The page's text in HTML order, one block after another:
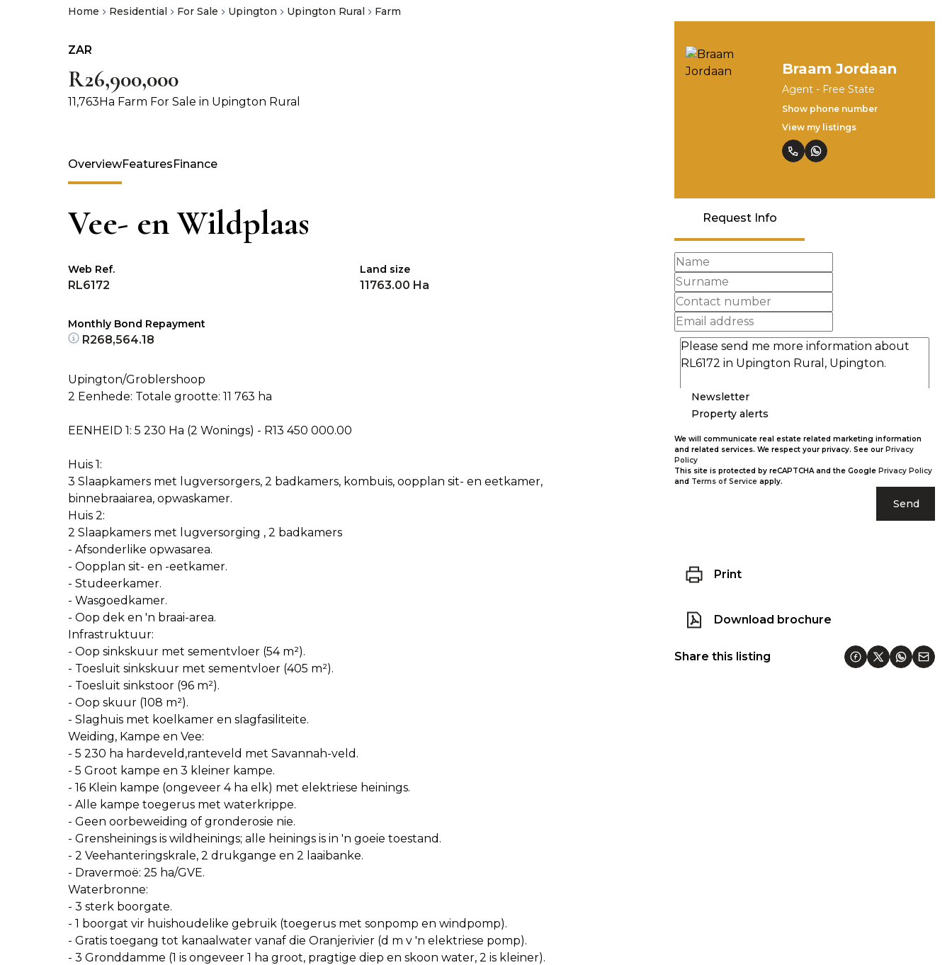
Home Residential For Sale Upington Upington Rural Farm
ZAR
R26,900,000
11,763Ha Farm For Sale in Upington Rural
Braam Jordaan
Agent - Free State
Show phone number
View my listings
Request Info
Newsletter
Property alerts
We will communicate real estate related marketing information
and related services. We respect your privacy. See our Privacy
Policy
This site is protected by reCAPTCHA and the Google Privacy Policy
and Terms of Service apply.
Send
Print
Download brochure
Share this listing
OverviewFeaturesFinance
Vee- en Wildplaas
Web Ref.
RL6172
Land size
11763.00 Ha
Monthly Bond Repayment
R268,564.18
Upington/Groblershoop
2 Eenhede: Totale grootte: 11 763 ha
EENHEID 1: 5 230 Ha (2 Wonings) - R13 450 000.00
Huis 1:
3 Slaapkamers met lugversorgers, 2 badkamers, kombuis, oopplan sit- en eetkamer,
binnebraaiarea, opwaskamer.
Huis 2:
2 Slaapkamers met lugversorging , 2 badkamers
- Afsonderlike opwasarea.
- Oopplan sit- en -eetkamer.
- Studeerkamer.
- Wasgoedkamer.
- Oop dek en 'n braai-area.
Infrastruktuur:
- Oop sinkskuur met sementvloer (54 m²).
- Toesluit sinkskuur met sementvloer (405 m²).
- Toesluit sinkstoor (96 m²).
- Oop skuur (108 m²).
- Slaghuis met koelkamer en slagfasiliteite.
Weiding, Kampe en Vee:
- 5 230 ha hardeveld,ranteveld met Savannah-veld.
- 5 Groot kampe en 3 kleiner kampe.
- 16 Klein kampe (ongeveer 4 ha elk) met elektriese heinings.
- Alle kampe toegerus met waterkrippe.
- Geen oorbeweiding of gronderosie nie.
- Grensheinings is wildheinings; alle heinings is in 'n goeie toestand.
- 2 Veehanteringskrale, 2 drukgange en 2 laaibanke.
- Dravermoë: 25 ha/GVE.
Waterbronne:
- 3 sterk boorgate.
- 1 boorgat vir huishoudelike gebruik (toegerus met sonpomp en windpomp).
- Gratis toegang tot kanaalwater vanaf die Oranjerivier (d m v 'n elektriese pomp).
- 3 Gronddamme (1 is ongeveer 1 ha groot, pragtige diep en skoon water, 2 is kleiner).